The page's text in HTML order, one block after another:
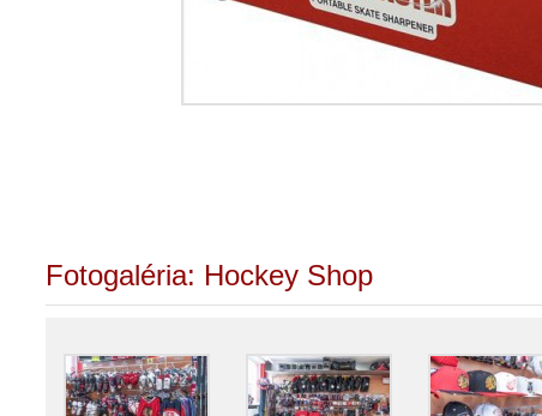
Fotogaléria: Hockey Shop